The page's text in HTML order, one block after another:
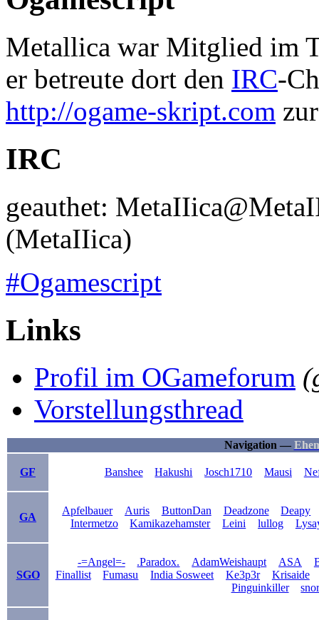
Metallica war Mitglied im
er betreute dort den IRC-
http://ogame-skript.com
IRC
geauthet:
(MetaIIica)
#Ogamescript
Links
Profil im OGameforum
Vorstellungsthread
Navigation —
GF Banshee Hakushi Josch1710 Mausi
GA
Apfelbauer Auris ButtonDan Deadzone
Deapy
Intermetzo
Kamikazehamster Leini lullog
SGO
-=Angel=- .Paradox. AdamWeishaupt ASA
Finallist
Fumasu India Sosweet Ke3p3r
Krisaide
Pinguinkiller